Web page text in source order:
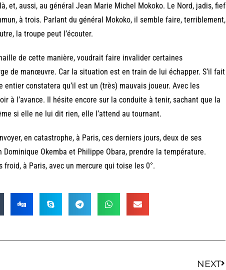
et, aussi, au général Jean Marie Michel Mokoko. Le Nord, jadis, fief
à trois. Parlant du général Mokoko, il semble faire, terriblement,
la troupe peut l’écouter.
de cette manière, voudrait faire invalider certaines
de manœuvre. Car la situation est en train de lui échapper. S’il fait
constatera qu’il est un (très) mauvais joueur. Avec les
à l’avance. Il hésite encore sur la conduite à tenir, sachant que la
si elle ne lui dit rien, elle l’attend au tournant.
en catastrophe, à Paris, ces derniers jours, deux de ses
Okemba et Philippe Obara, prendre la température.
à Paris, avec un mercure qui toise les 0°.
NEXT